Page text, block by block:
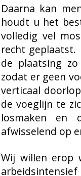
Daarna kan
houdt u het
volledig vel
recht geplaatst.
de plaatsing
zodat er geen
verticaal
de voeglijn te
losmaken en
afwisselend op
Wij willen erop